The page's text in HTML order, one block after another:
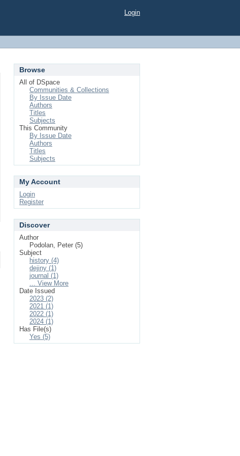
Login
Browse
All of DSpace
Communities & Collections
By Issue Date
Authors
Titles
Subjects
This Community
By Issue Date
Authors
Titles
Subjects
My Account
Login
Register
Discover
Author
Podolan, Peter (5)
Subject
history (4)
dejiny (1)
journal (1)
... View More
Date Issued
2023 (2)
2021 (1)
2022 (1)
2024 (1)
Has File(s)
Yes (5)